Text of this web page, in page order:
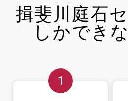
揖斐川庭石
しかでき
1